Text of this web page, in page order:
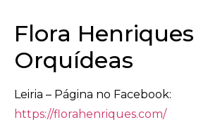
Flora Henriques
Orquídeas
Leiria – Página no Facebook:
https://florahenriques.com/